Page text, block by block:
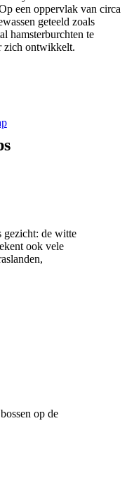
een oppervlak van circa
geteeld zoals
hamsterburchten te
zich ontwikkelt.
gezicht: de witte
ook vele
op de